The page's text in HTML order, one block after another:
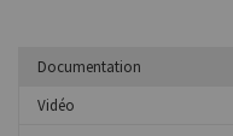
Documentation
Vidéo